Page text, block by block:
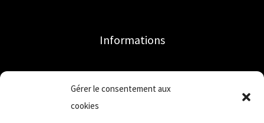
Gérer le consentement aux
cookies
Informations